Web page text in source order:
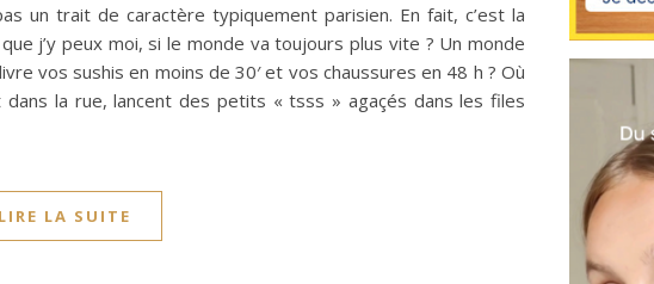
un trait de caractère typiquement parisien. En fait, c’est la
j’y peux moi, si le monde va toujours plus vite ? Un monde
vos sushis en moins de 30′ et vos chaussures en 48 h ? Où
la rue, lancent des petits « tsss » agaçés dans les files
LIRE LA SUITE